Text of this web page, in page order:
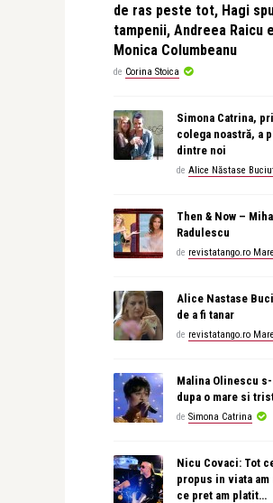
de ras peste tot, Hagi
tampenii, Andreea Raicu
Monica Columbeanu
de Corina Stoica
Simona Catrina,
colega noastră, a
dintre noi
de Alice Năstase
Then & Now –
Radulescu
de revistatango.ro
Alice Nastase
de a fi tanar
de revistatango.ro
Malina Olinescu
dupa o mare si
de Simona Catrina
Nicu Covaci: Tot
propus in viata
ce pret am platit…